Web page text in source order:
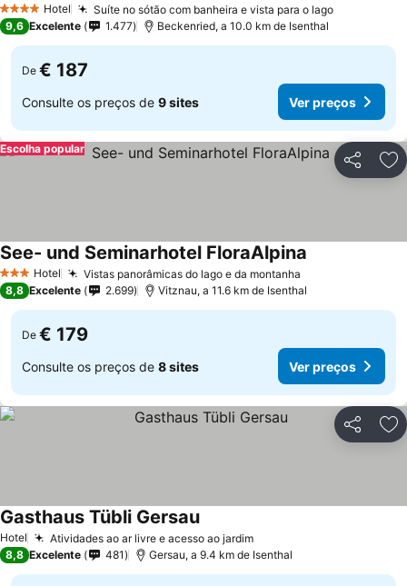
4 EstrelasHotel Suíte no sótão com banheira e vista para o lago
9,6 Excelente 1.477 Beckenried, a 10.0 km de Isenthal
De € 187
Consulte os preços de 9 sites Ver preços
Partilhar
Escolha popular
3 EstrelasHotel Vistas panorâmicas do lago e da montanha
See- und Seminarhotel FloraAlpina
8,8 Excelente 2.699 Vitznau, a 11.6 km de Isenthal
De € 179
Consulte os preços de 8 sites Ver preços
Partilhar
Hotel Atividades ao ar livre e acesso ao jardim
Gasthaus Tübli Gersau
8,8 Excelente 481 Gersau, a 9.4 km de Isenthal